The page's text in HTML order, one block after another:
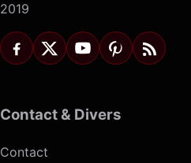
2019
Contact & Divers
Contact